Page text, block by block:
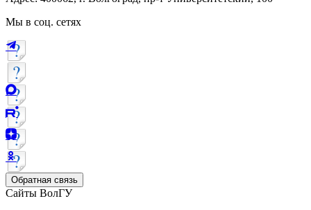
Мы в соц. сетях
Обратная связь
Сайты ВолГУ